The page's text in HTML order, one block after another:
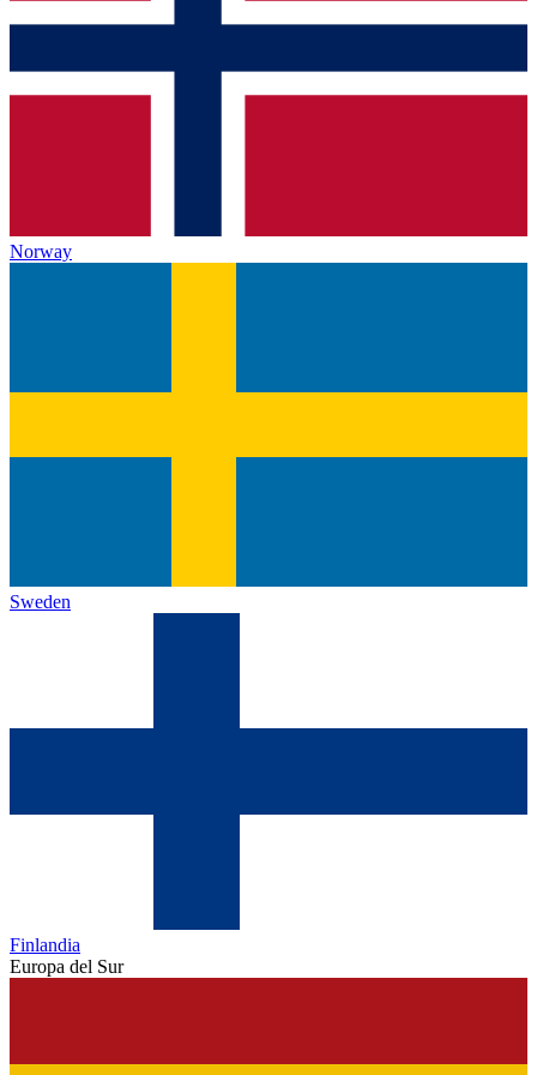
Norway
Sweden
Finlandia
Europa del Sur